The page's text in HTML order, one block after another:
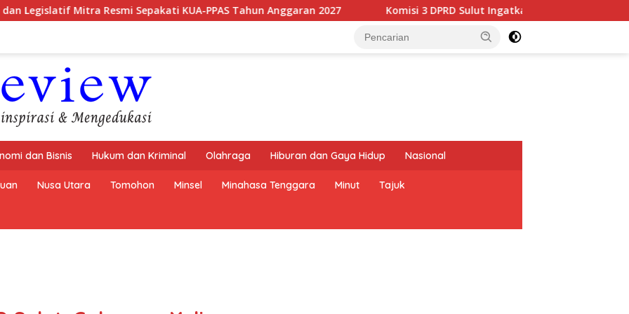
Sepakati KUA-PPAS Tahun Anggaran 2027 Komisi 3 DPRD Sulut Ingatkan Dinas PUPR Prioritaskan
dan Bisnis Hukum dan Kriminal Olahraga Hiburan dan Gaya Hidup Nasional
Nusa Utara Tomohon Minsel Minahasa Tenggara Minut Tajuk